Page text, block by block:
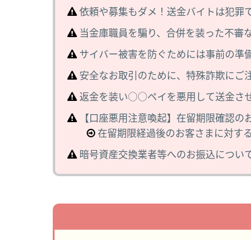
依頼や募集もダメ！送金バイトは犯罪
当金庫職員を騙り、合併を装った不審
サイバー被害を防ぐためには事前の準
安全なお取引のために、特殊詐欺にご
返金を装い○○ペイを悪用して送金さ
【口座悪用注意喚起】在留期限確認
在留期限経過後のお客さまに対す
暗号資産交換業者等へのお振込につい